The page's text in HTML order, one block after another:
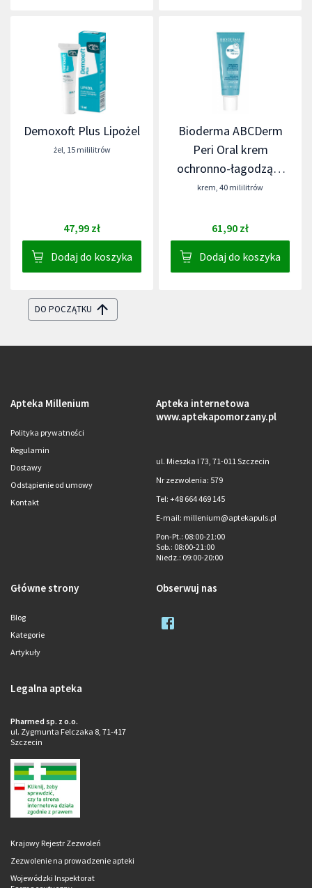
Demoxoft Plus Lipożel
żel, 15 mililitrów
47,99 zł
Dodaj do koszyka
Bioderma ABCDerm
Peri Oral krem
ochronno-łagodzący
do skóry wokół ust dla
krem, 40 mililitrów
61,90 zł
Dodaj do koszyka
DO POCZĄTKU
Apteka Millenium
Polityka prywatności
Regulamin
Dostawy
Odstąpienie od umowy
Kontakt
Apteka internetowa
www.aptekapomorzany.pl
ul. Mieszka I 73, 71-011 Szczecin
Nr zezwolenia: 579
Tel: +48 664 469 145
E-mail: millenium@aptekapuls.pl
Pon-Pt.: 08:00-21:00
Sob.: 08:00-21:00
Niedz.: 09:00-20:00
Główne strony
Blog
Kategorie
Artykuły
Legalna apteka
Pharmed sp. z o.o.
ul. Zygmunta Felczaka 8, 71-417
Szczecin
Krajowy Rejestr Zezwoleń
Zezwolenie na prowadzenie apteki
Wojewódzki Inspektorat
Obserwuj nas